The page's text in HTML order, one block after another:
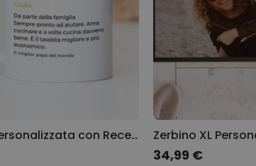
Tazza Personalizzata con Recensione
34,99 €